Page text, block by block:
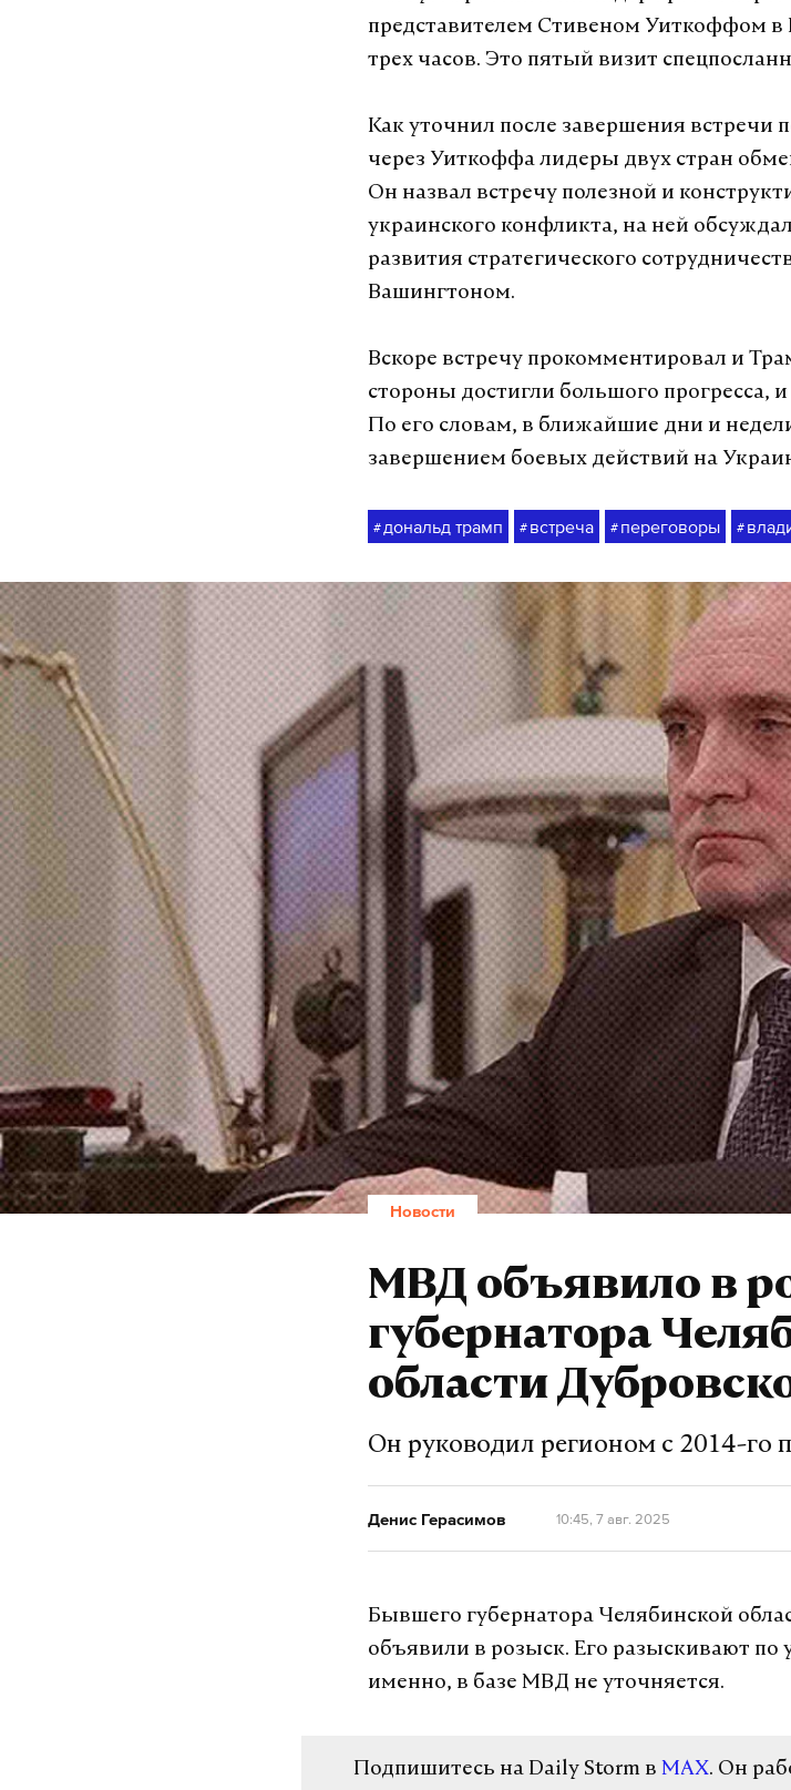
представителем Стивеном Уиткоффом в
трех часов. Это пятый визит
Как уточнил после завершения
через Уиткоффа лидеры двух стран
Он назвал встречу полезной и
украинского конфликта, на ней
развития стратегического
Вашингтоном.
Вскоре встречу прокомментировал и
стороны достигли большого прогресса,
По его словам, в ближайшие дни и
завершением боевых действий на
# дональд трамп # встреча # переговоры #
Новости
МВД объявило в
губернатора
области
Он руководил регионом с 2014-го
Денис Герасимов 10:45, 7 авг. 2025
Бывшего губернатора Челябинской
объявили в розыск. Его разыскивают по
именно, в базе МВД не уточняется.
Подпишитесь на Daily Storm в MAX. Он